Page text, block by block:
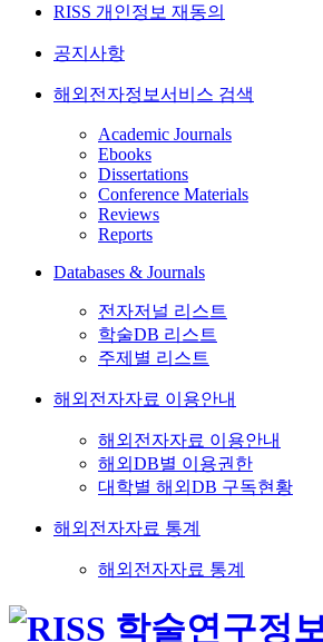
RISS 개인정보 재동의
공지사항
해외전자정보서비스 검색
Academic Journals
Ebooks
Dissertations
Conference Materials
Reviews
Reports
Databases & Journals
전자저널 리스트
학술DB 리스트
주제별 리스트
해외전자자료 이용안내
해외전자자료 이용안내
해외DB별 이용권한
대학별 해외DB 구독현황
해외전자자료 통계
해외전자자료 통계